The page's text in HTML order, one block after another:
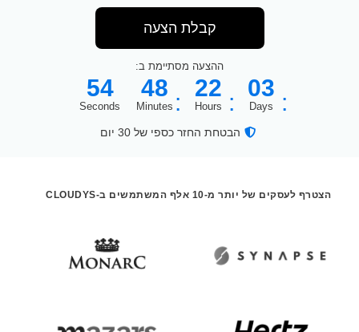
קבלת הצעה
ההצעה מסתיימת ב:
03
Days :
22
Hours :
48
Minutes :
54
Seconds
הבטחת החזר כספי של 30 יום
הצטרף לעסקים של יותר מ-10 אלף המשתמשים ב-CLOUDYS